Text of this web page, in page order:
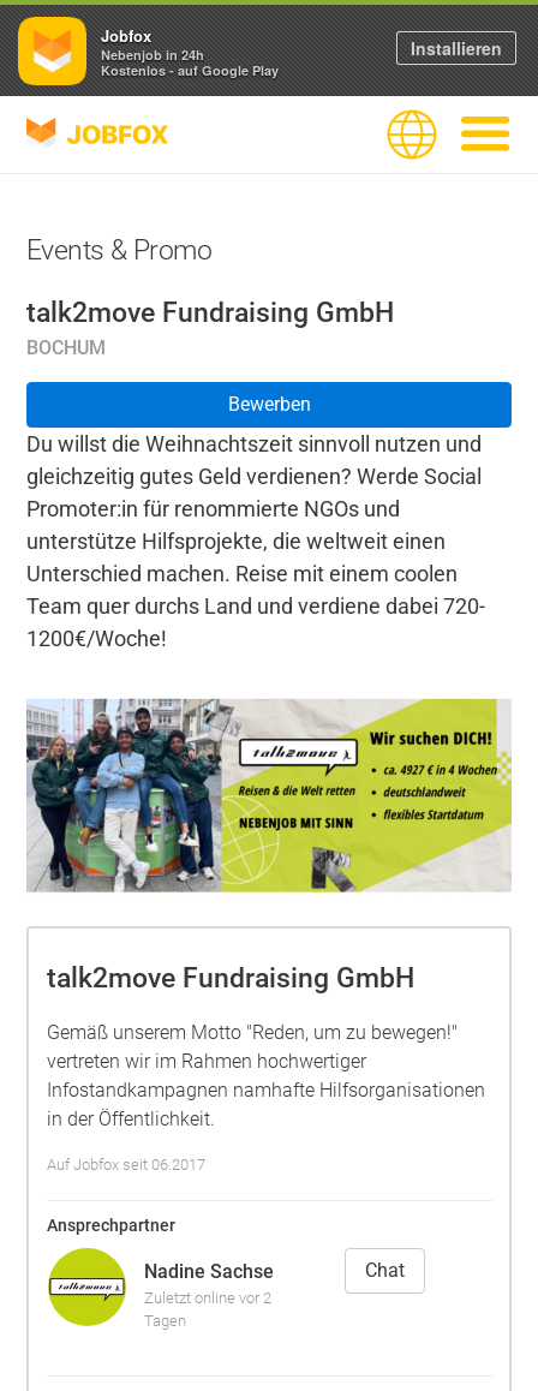
JOBFOX Sprache
Events & Promo
talk2move Fundraising GmbH
BOCHUM
Bewerben
Du willst die Weihnachtszeit sinnvoll nutzen und
gleichzeitig gutes Geld verdienen? Werde Social
Promoter:in für renommierte NGOs und
unterstütze Hilfsprojekte, die weltweit einen
Unterschied machen. Reise mit einem coolen
Team quer durchs Land und verdiene dabei 720-
1200€/Woche!
talk2move Fundraising GmbH
Gemäß unserem Motto "Reden, um zu bewegen!"
vertreten wir im Rahmen hochwertiger
Infostandkampagnen namhafte Hilfsorganisationen
in der Öffentlichkeit.
Auf Jobfox seit 06.2017
Ansprechpartner
Nadine Sachse
Zuletzt online vor 2
Tagen
Chat
Jobfox
Nebenjob in 24h
Kostenlos - auf Google Play
Installieren